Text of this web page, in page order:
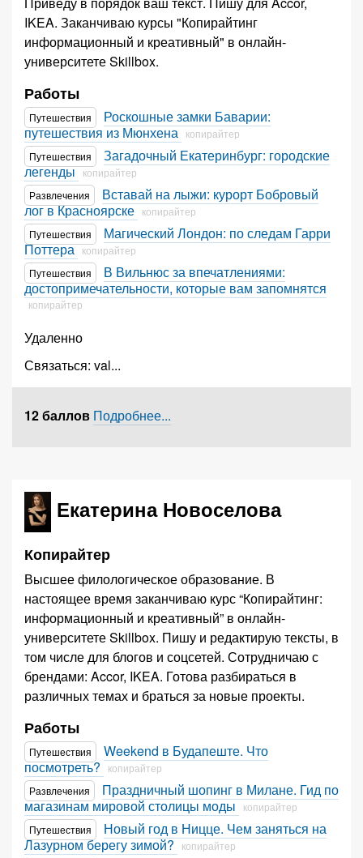
IKEA. Заканчиваю курсы "Копирайтинг
информационный и креативный" в онлайн-
университете Skillbox.
Работы
Путешествия
Роскошные замки Баварии:
путешествия из Мюнхена копирайтер
Путешествия
Загадочный Екатеринбург: городские
легенды копирайтер
Развлечения
Вставай на лыжи: курорт Бобровый
лог в Красноярске копирайтер
Путешествия
Магический Лондон: по следам Гарри
Поттера копирайтер
Путешествия
В Вильнюс за впечатлениями:
достопримечательности, которые вам запомнятся
копирайтер
Удаленно
Связаться: val...
12 баллов Подробнее...
Екатерина Новоселова
Копирайтер
Высшее филологическое образование. В
настоящее время заканчиваю курс “Копирайтинг:
информационный и креативный” в онлайн-
университете Skillbox. Пишу и редактирую тексты, в
том числе для блогов и соцсетей. Сотрудничаю с
брендами: Accor, IKEA. Готова разбираться в
различных темах и браться за новые проекты.
Работы
Путешествия
Weekend в Будапеште. Что
посмотреть?
копирайтер
Развлечения
Праздничный шопинг в Милане. Гид по
магазинам мировой столицы моды копирайтер
Путешествия
Новый год в Ницце. Чем заняться на
Лазурном берегу зимой? копирайтер